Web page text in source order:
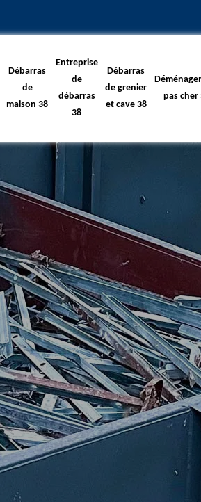
Débarras
de
maison 38
Entreprise
de
débarras
38
Débarras
de grenier
et cave 38
pas cher